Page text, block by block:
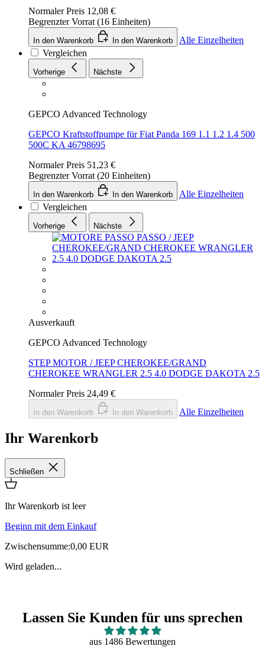
Normaler Preis 12,08 €
Begrenzter Vorrat (16 Einheiten)
In den Warenkorb In den Warenkorb
Alle Einzelheiten
Vergleichen
Vorherige Nächste
GEPCO Advanced Technology
GEPCO Kraftstoffpumpe für Fiat Panda 169 1.1 1.2 1.4 500
500C KA 46798695
Normaler Preis 51,23 €
Begrenzter Vorrat (20 Einheiten)
In den Warenkorb In den Warenkorb
Alle Einzelheiten
Vergleichen
Vorherige Nächste
Ausverkauft
GEPCO Advanced Technology
STEP MOTOR / JEEP CHEROKEE/GRAND
CHEROKEE WRANGLER 2.5 4.0 DODGE DAKOTA 2.5
Normaler Preis 24,49 €
In den Warenkorb In den Warenkorb Alle Einzelheiten
Ihr Warenkorb
Schließen
Ihr Warenkorb ist leer
Beginn mit dem Einkauf
Zwischensumme:0,00 EUR
Wird geladen...
Lassen Sie Kunden für uns sprechen
aus 1486 Bewertungen